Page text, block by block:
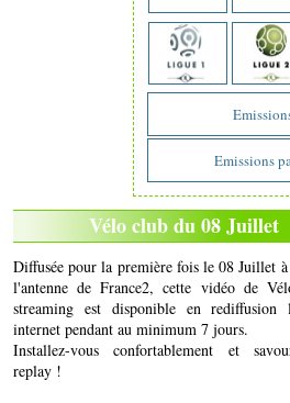
Emissions
Vélo club du 08 Juillet
Diffusée pour la première fois le 08 Juillet
l'antenne de France2, cette vidéo de
streaming est disponible en rediffusion
internet pendant au minimum 7 jours.
Installez-vous confortablement et
replay !